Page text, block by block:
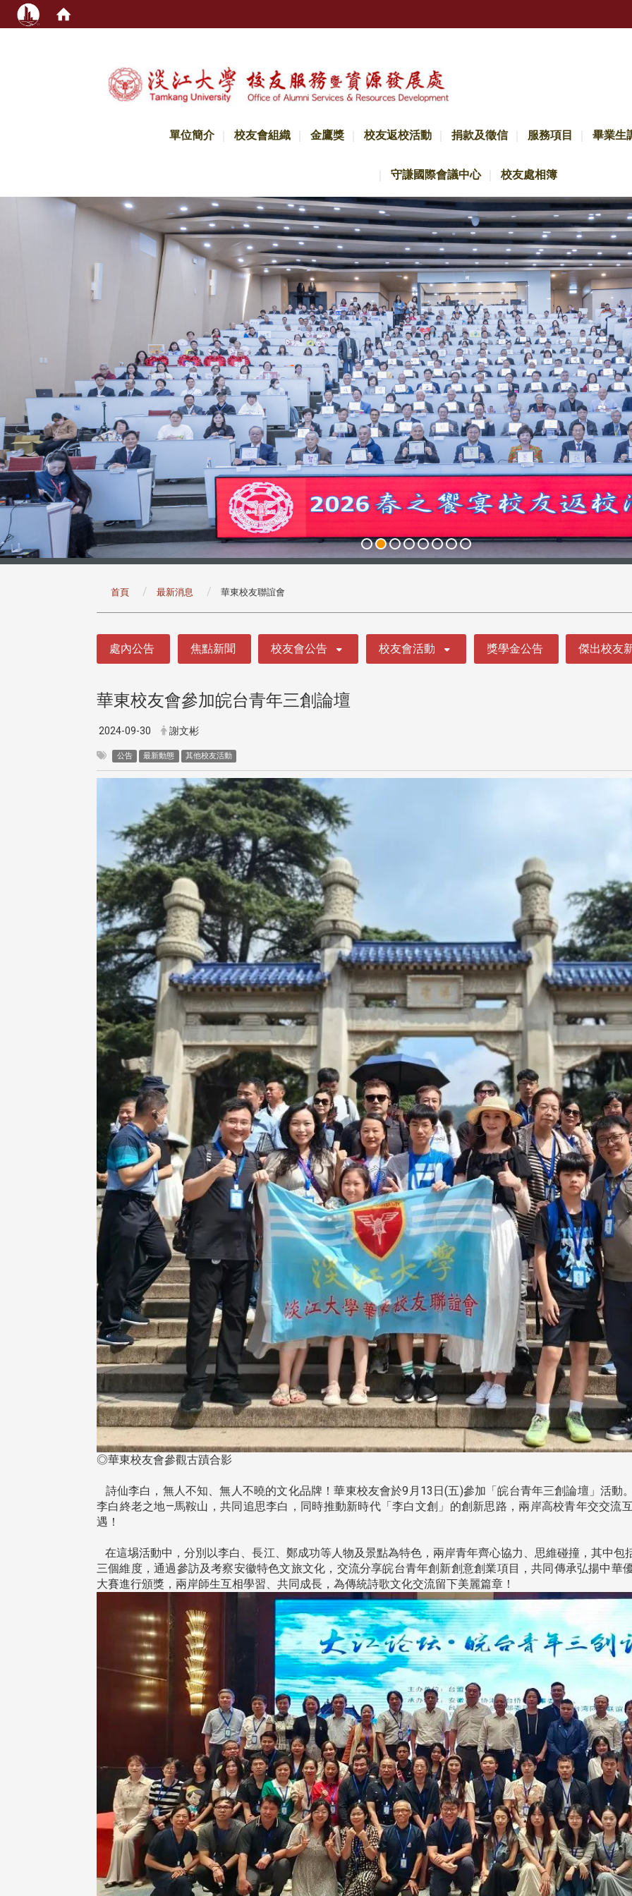
單位簡介 校友會組織 金鷹獎 校友返校活動 捐款及徵信 服務項目 畢業生
守謙國際會議中心 校友處相簿
首頁 最新消息 華東校友聯誼會
處內公告 焦點新聞 校友會公告 校友會活動 獎學金公告 傑出校友
華東校友會參加皖台青年三創論壇
2024-09-30 謝文彬
公告 最新動態 其他校友活動
◎華東校友會參觀古蹟合影
詩仙李白，無人不知、無人不曉的文化品牌！華東校友會於9月13日(五)參加「皖台青年三創論壇」活動
李白終老之地—馬鞍山，共同追思李白，同時推動新時代「李白文創」的創新思路，兩岸高校青年交交流
遇！
在這埸活動中，分別以李白、長江、鄭成功等人物及景點為特色，兩岸青年齊心協力、思維碰撞，其中
三個維度，通過參訪及考察安徽特色文旅文化，交流分享皖台青年創新創意創業項目，共同傳承弘揚中華
大賽進行頒獎，兩岸師生互相學習、共同成長，為傳統詩歌文化交流留下美麗篇章！